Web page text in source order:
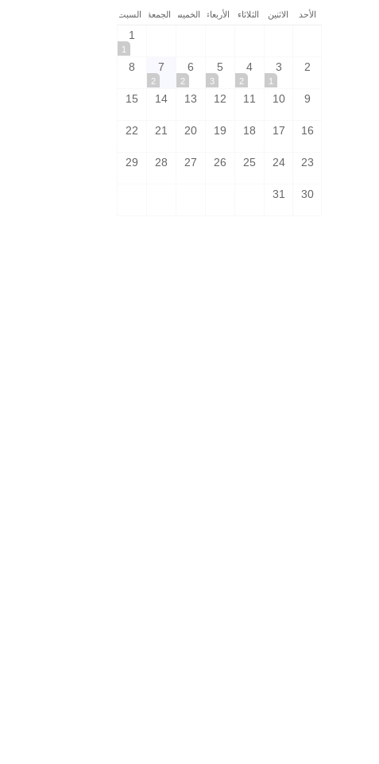
الأحد الاثنين الثلاثاء الأربعاء الخميس الجمعة السبت
1
1
2
3
1
4
2
5
3
6
2
7
2
8
9
10
11
12
13
14
15
16
17
18
19
20
21
22
23
24
25
26
27
28
29
30
31